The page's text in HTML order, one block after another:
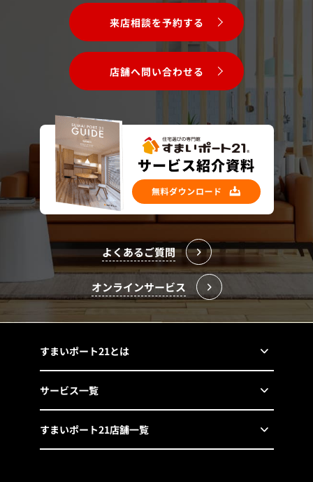
来店相談を予約する
店舗へ問い合わせる
よくあるご質問
オンラインサービス
すまいポート21とは
サービス一覧
すまいポート21店舗一覧